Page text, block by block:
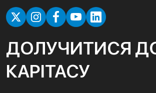
ДОЛУЧИТИСЯ
КАРІТАСУ